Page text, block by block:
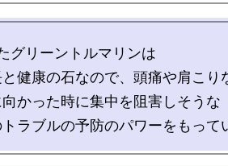
グリーントルマリンは
と健康の石なので、頭痛や肩こり
かった時に集中を阻害しそうな